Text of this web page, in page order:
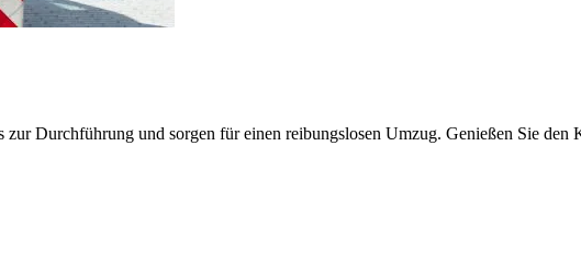
Durchführung und sorgen für einen reibungslosen Umzug. Genießen Sie den